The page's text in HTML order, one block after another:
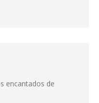
encantados de